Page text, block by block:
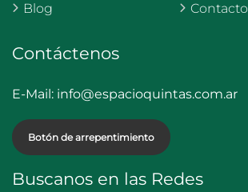
Blog
Contacto
Contáctenos
E-Mail: info@espacioquintas.com.ar
Botón de arrepentimiento
Buscanos en las Redes